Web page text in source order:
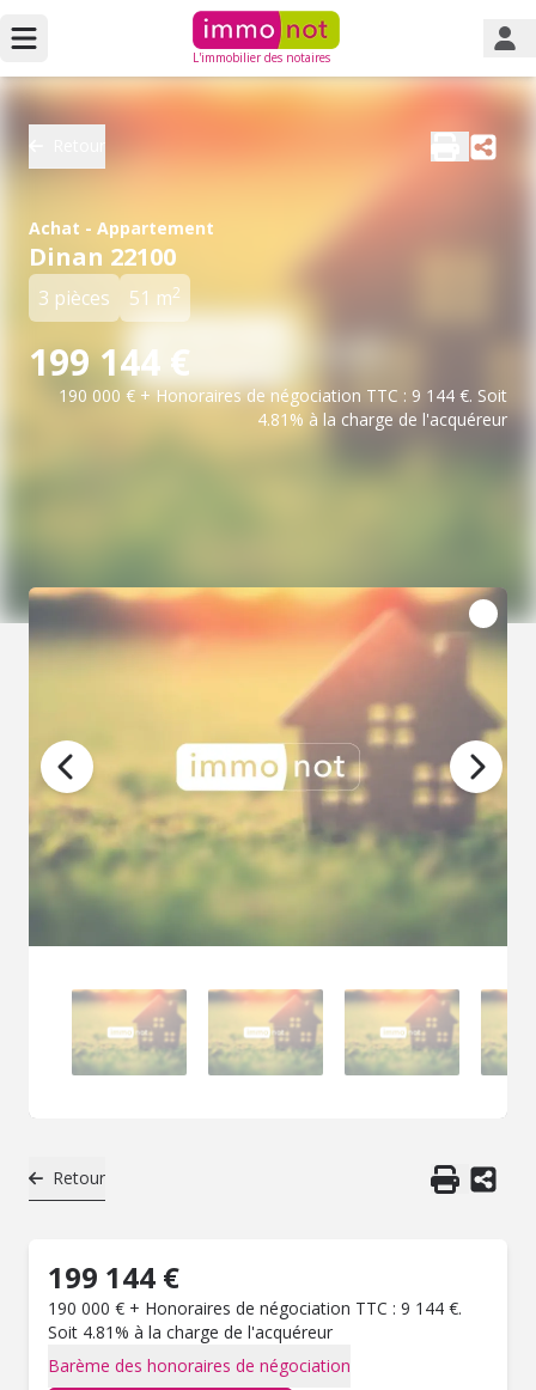
L'immobilier des notaires
Achat - Appartement
Dinan 22100
3 pièces 51 m2
199 144 €
190 000 € + Honoraires de négociation TTC : 9 144 €. Soit
4.81% à la charge de l'acquéreur
Retour
199 144 €
190 000 € + Honoraires de négociation TTC : 9 144 €.
Soit 4.81% à la charge de l'acquéreur
Barème des honoraires de négociation